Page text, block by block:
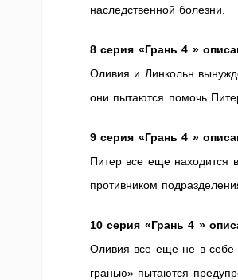
наследственной болезни.
8 серия «Грань 4 »
Оливия и Линкольн
они пытаются помочь
9 серия «Грань 4 »
Питер все еще находится
противником
10 серия «Грань 4 »
Оливия все еще не в себе
гранью» пытаются